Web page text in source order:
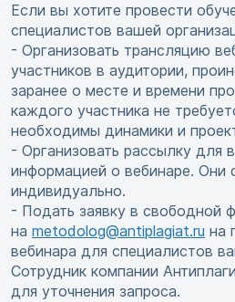
Если вы хотите провести
специалистов вашей
- Организовать трансляцию
участников в аудитории,
заранее о месте и времени
каждого участника не
необходимы динамики и
- Организовать рассылку для
информацией о вебинаре. Они
индивидуально.
- Подать заявку в свободной
на metodolog@antiplagiat.ru на
вебинара для специалистов
Сотрудник компании
для уточнения запроса.